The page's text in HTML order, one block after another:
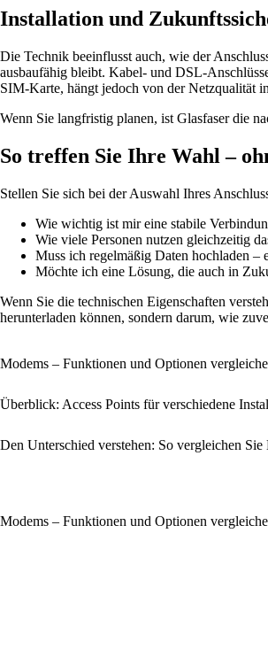
Installation und
Die Technik beeinflusst auch, wie der
ausbaufähig bleibt. Kabel- und DSL-
SIM-Karte, hängt jedoch von der Netzqualität
Wenn Sie langfristig planen, ist Glasfaser die
So treffen Sie Ihre Wahl –
Stellen Sie sich bei der Auswahl Ihres
Wie wichtig ist mir eine stabile
Wie viele Personen nutzen gleichzeitig
Muss ich regelmäßig Daten hochladen –
Möchte ich eine Lösung, die auch in
Wenn Sie die technischen Eigenschaften
herunterladen können, sondern darum, wie
Modems – Funktionen und Optionen
Überblick: Access Points für verschiedene
Den Unterschied verstehen: So vergleichen
Modems – Funktionen und Optionen